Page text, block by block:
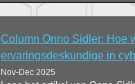
Column Onno Sidler: Hoe
ervaringsdeskundige in
Nov-Dec 2025